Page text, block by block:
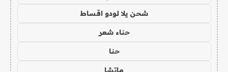
شحن يلا لودو اقساط
حناء شعر
حنا
ماتشا